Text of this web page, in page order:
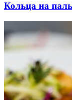
Кольца на